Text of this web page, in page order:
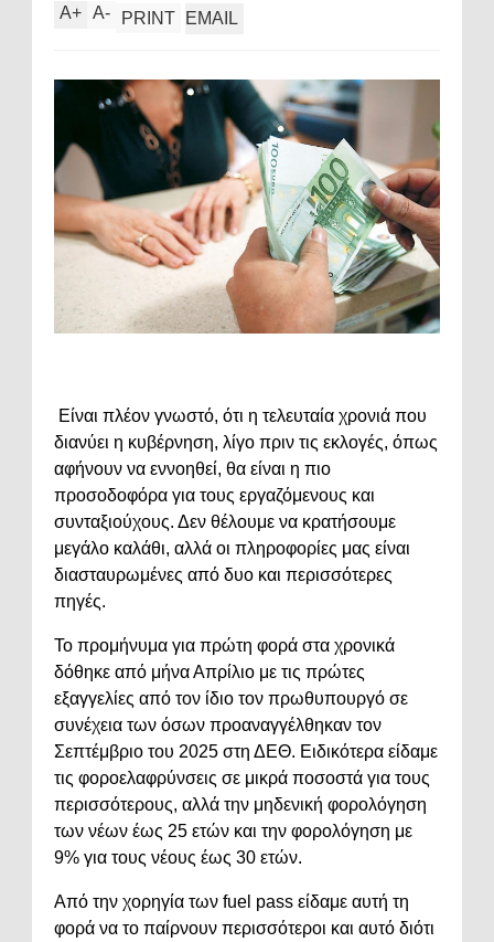
A+ A- PRINT EMAIL
Είναι πλέον γνωστό, ότι η τελευταία χρονιά που
διανύει η κυβέρνηση, λίγο πριν τις εκλογές, όπως
αφήνουν να εννοηθεί, θα είναι η πιο
προσοδοφόρα για τους εργαζόμενους και
συνταξιούχους. Δεν θέλουμε να κρατήσουμε
μεγάλο καλάθι, αλλά οι πληροφορίες μας είναι
διασταυρωμένες από δυο και περισσότερες
πηγές.
Το προμήνυμα για πρώτη φορά στα χρονικά
δόθηκε από μήνα Απρίλιο με τις πρώτες
εξαγγελίες από τον ίδιο τον πρωθυπουργό σε
συνέχεια των όσων προαναγγέλθηκαν τον
Σεπτέμβριο του 2025 στη ΔΕΘ. Ειδικότερα είδαμε
τις φοροελαφρύνσεις σε μικρά ποσοστά για τους
περισσότερους, αλλά την μηδενική φορολόγηση
των νέων έως 25 ετών και την φορολόγηση με
9% για τους νέους έως 30 ετών.
Από την χορηγία των fuel pass είδαμε αυτή τη
φορά να το παίρνουν περισσότεροι και αυτό διότι